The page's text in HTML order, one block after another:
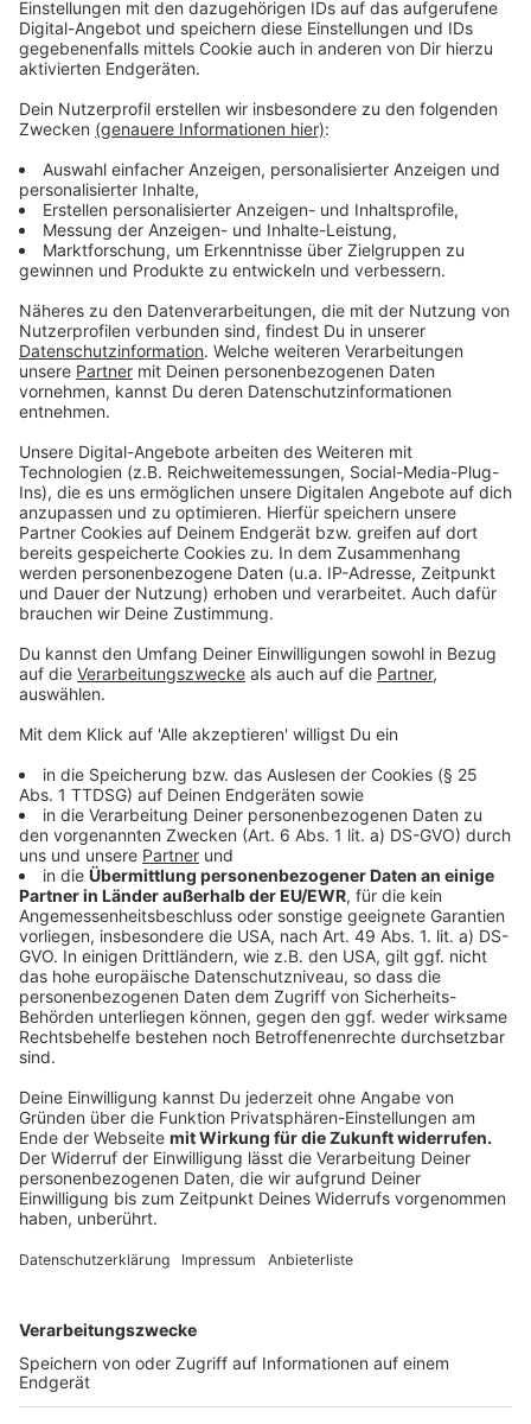
Daten und Zahlen
Anzeige
des Projektes: Hauptgebäude, Lern- und
Oberstufenhäuser, eine Vierfach-Sporthalle umfassen
eine Fläche von 28 000 Quadratmetern. Auf weiteren
31 000 Quadratmetern gruppieren sich grüne
der zentrale Schulhof. 500 Gäste finden in der Mensa
Platz, auf gut 1100 Personen ist das Forum als
zentraler Versammlungsort ausgelegt. Für 800
Fahrräder schließlich werden Abstellflächen
Anzeige
Antworten auf alle Fragen
Anzeige
Wann geht es los auf dem ehemaligen OFD-Gelände?
sorgt bei einem so komplexen Bau-Vorhaben für die
Sicherheit von Schülerschaft und Nachbarn? Wie sieht
die Schule bei ihrer Fertigstellung 2021 aus?
Antworten liefert diestädtische Website. Sie
versammelt alle Fakten und informiert über Neu- und
Umbauten, Lernkonzepte, den
Nachhaltigkeitsanspruch und über die Bezüge
zwischen Schule und dem Ostviertel. Lagepläne
sorgen für Übersicht, Grundrisse informieren über
architektonische Details, und viele farbige
Impressionen machen die Bauten konkret.
Newsletter
Anzeige
Zum Beispiel über den ersten Spatenstich Mitte Juni.
Anzeige